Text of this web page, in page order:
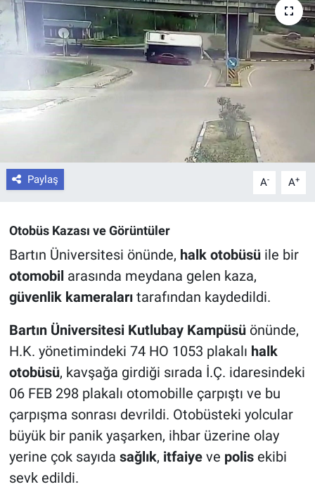
Paylaş A- A+
Otobüs Kazası ve Görüntüler
Bartın Üniversitesi önünde, halk otobüsüile bir
otomobil arasında meydana gelen kaza,
güvenlik kameralarıtarafından kaydedildi.
Bartın Üniversitesi Kutlubay Kampüsüönünde,
H.K. yönetimindeki 74 HO 1053 plakalı halk
otobüsü, kavşağa girdiği sırada İ.Ç. idaresindeki
06 FEB 298 plakalı otomobille çarpıştı ve bu
çarpışma sonrası devrildi. Otobüsteki yolcular
büyük bir panik yaşarken, ihbar üzerine olay
yerine çok sayıda sağlık, itfaiyeve polisekibi
sevk edildi.